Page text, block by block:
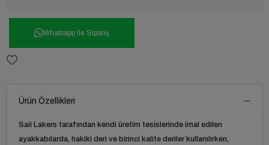
Whatsapp ile Sipariş
Ürün Özellikleri
Sail Lakers tarafından kendi üretim tesislerinde imal edilen
ayakkabılarda, hakiki deri ve birinci kalite deriler kullanılırken,